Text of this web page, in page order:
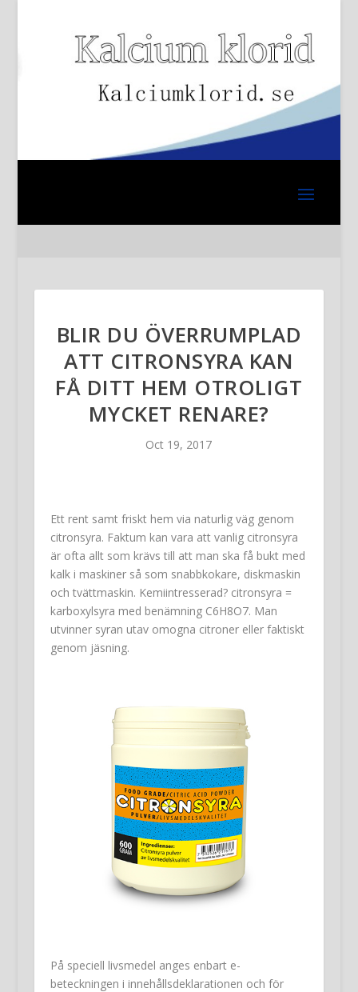
BLIR DU ÖVERRUMPLAD
ATT CITRONSYRA KAN
FÅ DITT HEM OTROLIGT
MYCKET RENARE?
Oct 19, 2017
Ett rent samt friskt hem via naturlig väg genom
citronsyra. Faktum kan vara att vanlig citronsyra
är ofta allt som krävs till att man ska få bukt med
kalk i maskiner så som snabbkokare, diskmaskin
och tvättmaskin. Kemiintresserad? citronsyra =
karboxylsyra med benämning C6H8O7. Man
utvinner syran utav omogna citroner eller faktiskt
genom jäsning.
På speciell livsmedel anges enbart e-
beteckningen i innehållsdeklarationen och för